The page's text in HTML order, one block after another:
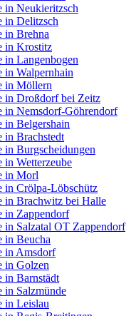
in Neukieritzsch
in Delitzsch
in Brehna
in Krostitz
in Langenbogen
in Walpernhain
in Möllern
in Droßdorf bei Zeitz
in Nemsdorf-Göhrendorf
in Belgershain
in Brachstedt
in Burgscheidungen
in Wetterzeube
in Morl
in Crölpa-Löbschütz
in Brachwitz bei Halle
in Zappendorf
in Salzatal OT Zappendorf
in Beucha
in Amsdorf
in Golzen
in Barnstädt
in Salzmünde
in Leislau